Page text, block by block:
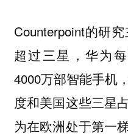
Counterpoint的研
超过三星，华为
4000万部智能手机
度和美国这些三星
为在欧洲处于第一